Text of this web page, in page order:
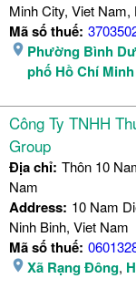
Minh City, Viet
Mã số thuế:
Phường Bình
phố Hồ Chí Minh
Công Ty TNHH
Group
Địa chỉ: Thôn 10
Nam
Address: 10 Nam
Ninh Binh, Viet Nam
Mã số thuế:
Xã Rạng Đông,